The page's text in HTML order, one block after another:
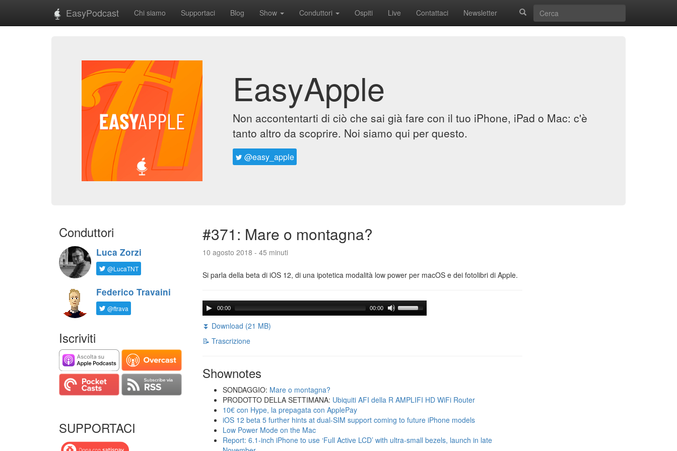
EasyPodcast Chi siamo Supportaci Blog Show Conduttori Ospiti Live Contattaci Newsletter
EasyApple
Non accontentarti di ciò che sai già fare con il tuo iPhone, iPad o Mac: c'è
tanto altro da scoprire. Noi siamo qui per questo.
@easy_apple
Conduttori
Luca Zorzi
@LucaTNT
Federico Travaini
@ftrava
Iscriviti
SUPPORTACI
#371: Mare o montagna?
10 agosto 2018 - 45 minuti
Si parla della beta di iOS 12, di una ipotetica modalità low power per macOS e dei fotolibri di Apple.
00:00 00:00
⏬ Download (21 MB)
📝 Trascrizione
Shownotes
SONDAGGIO: Mare o montagna?
PRODOTTO DELLA SETTIMANA: Ubiquiti AFI della R AMPLIFI HD WiFi Router
10€ con Hype, la prepagata con ApplePay
iOS 12 beta 5 further hints at dual-SIM support coming to future iPhone models
Low Power Mode on the Mac
Report: 6.1-inch iPhone to use ‘Full Active LCD’ with ultra-small bezels, launch in late